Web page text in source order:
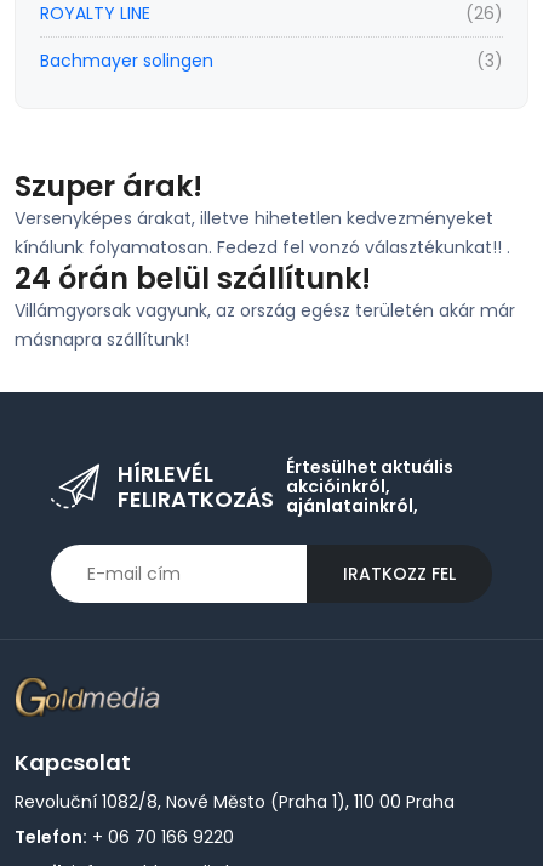
ROYALTY LINE
(26)
Bachmayer solingen
(3)
Szuper árak!
Versenyképes árakat, illetve hihetetlen kedvezményeket
kínálunk folyamatosan. Fedezd fel vonzó választékunkat!! .
24 órán belül szállítunk!
Villámgyorsak vagyunk, az ország egész területén akár már
másnapra szállítunk!
HÍRLEVÉL
FELIRATKOZÁS
Értesülhet aktuális
akcióinkról,
ajánlatainkról,
IRATKOZZ FEL
Kapcsolat
Revoluční 1082/8, Nové Město (Praha 1), 110 00 Praha
Telefon: + 06 70 166 9220